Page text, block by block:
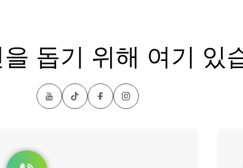
돕기 위해 여기 있